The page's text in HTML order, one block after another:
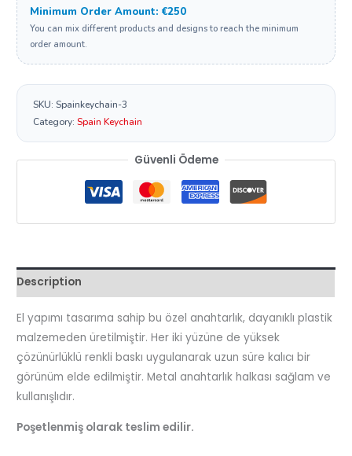
Minimum Order Amount: €250
You can mix different products and designs to reach the minimum
order amount.
SKU:Spainkeychain-3
Category:Spain Keychain
Güvenli Ödeme
Description
El yapımı tasarıma sahip bu özel anahtarlık, dayanıklı plastik
malzemeden üretilmiştir. Her iki yüzüne de yüksek
çözünürlüklü renkli baskı uygulanarak uzun süre kalıcı bir
görünüm elde edilmiştir. Metal anahtarlık halkası sağlam ve
kullanışlıdır.
Poşetlenmiş olarak teslim edilir.